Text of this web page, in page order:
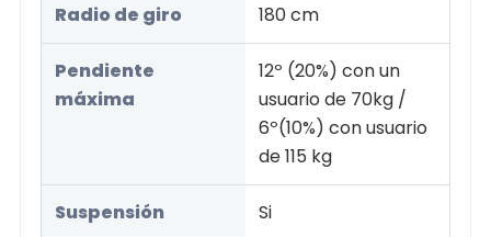
Radio de giro 180 cm
Pendiente
máxima
12º (20%) con un
usuario de 70kg /
6º(10%) con usuario
de 115 kg
Suspensión Si